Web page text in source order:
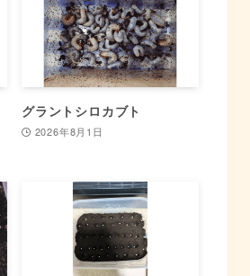
グラントシロカブト
2026年8月1日